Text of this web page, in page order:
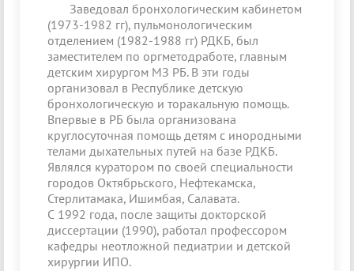
Заведовал бронхологическим кабинетом
(1973-1982 гг), пульмонологическим
отделением (1982-1988 гг) РДКБ, был
заместителем по оргметодработе, главным
детским хирургом МЗ РБ. В эти годы
организовал в Республике детскую
бронхологическую и торакальную помощь.
Впервые в РБ была организована
круглосуточная помощь детям с инородными
телами дыхательных путей на базе РДКБ.
Являлся куратором по своей специальности
городов Октябрьского, Нефтекамска,
Стерлитамака, Ишимбая, Салавата.
С 1992 года, после защиты докторской
диссертации (1990), работал профессором
кафедры неотложной педиатрии и детской
хирургии ИПО.